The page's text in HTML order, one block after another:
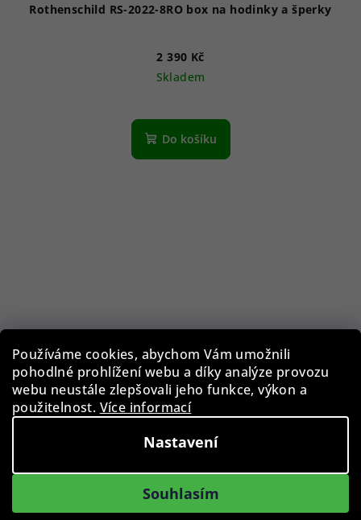
Používáme cookies, abychom Vám umožnili
pohodlné prohlížení webu a díky analýze provozu
webu neustále zlepšovali jeho funkce, výkon a
použitelnost. Více informací
Nastavení
Souhlasím
Rothenschild RS-2022-8RO box na hodinky a šperky
2 390 Kč
Skladem
Do košíku
2 890 Kč